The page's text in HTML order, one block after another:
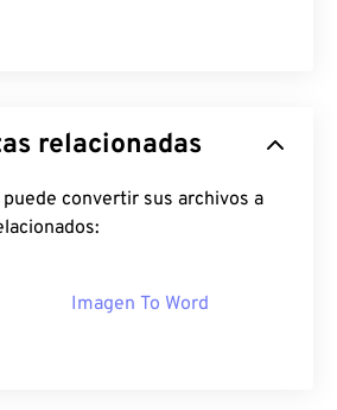
relacionadas
convertir sus archivos a
Imagen To Word